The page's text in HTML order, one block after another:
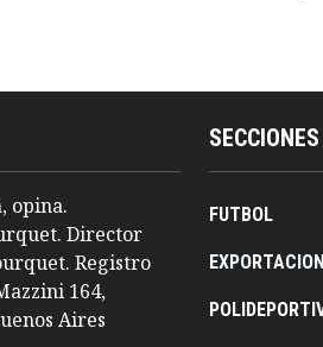
opina.
Director
Registro
164,
Aires
SECCIONES
FUTBOL
EXPORTACION